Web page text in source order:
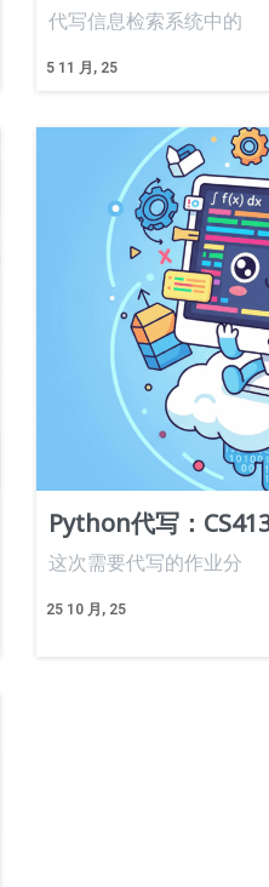
5 11 月, 25
代写信息检索系统中的
Python代写：
25 10 月, 25
这次需要代写的作业分